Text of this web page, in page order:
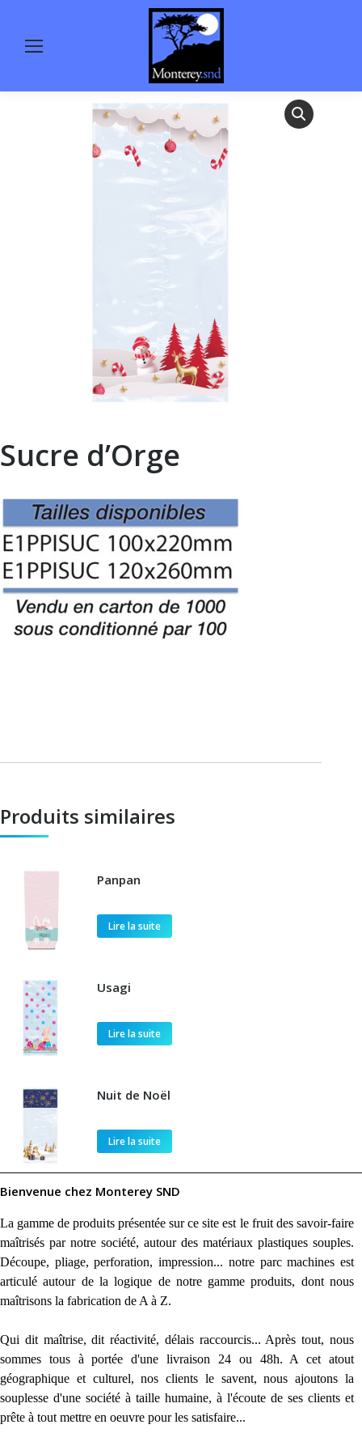
Sucre d’Orge
Produits similaires
Panpan
Lire la suite
Usagi
Lire la suite
Nuit de Noël
Lire la suite
Bienvenue chez Monterey SND
La gamme de produits présentée sur ce site est le fruit des savoir-faire
maîtrisés par notre société, autour des matériaux plastiques souples.
Découpe, pliage, perforation, impression... notre parc machines est
articulé autour de la logique de notre gamme produits, dont nous
maîtrisons la fabrication de A à Z.
Qui dit maîtrise, dit réactivité, délais raccourcis... Après tout, nous
sommes tous à portée d'une livraison 24 ou 48h. A cet atout
géographique et culturel, nos clients le savent, nous ajoutons la
souplesse d'une société à taille humaine, à l'écoute de ses clients et
prête à tout mettre en oeuvre pour les satisfaire...